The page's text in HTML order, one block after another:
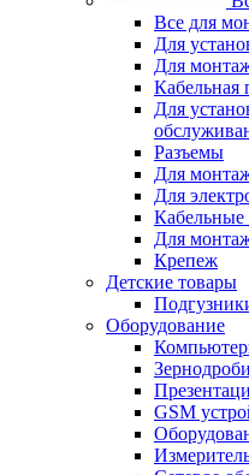
Все для
Для
Для
Кабельная
Для
Разъемы
Для
Для
Кабельные
Для
Крепеж
Детские товары
Оборудование
GSM